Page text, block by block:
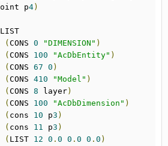
p4)
LIST
( CONS 0 "DIMENSION" )
( CONS 100 "AcDbEntity" )
( CONS 67 0 )
( CONS 410 "Model" )
( CONS 8 layer)
( CONS 100 "AcDbDimension" )
( cons 10 p3 )
( cons 11 p3 )
( LIST 12 0 . 0 0 . 0 0 . 0 )